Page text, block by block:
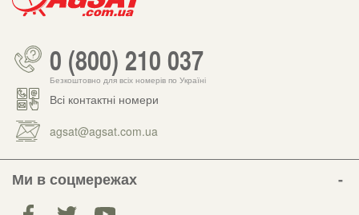
0 (800) 210 037
Безкоштовно для всіх номерів по Україні
Всі контактні номери
agsat@agsat.com.ua
Ми в соцмережах